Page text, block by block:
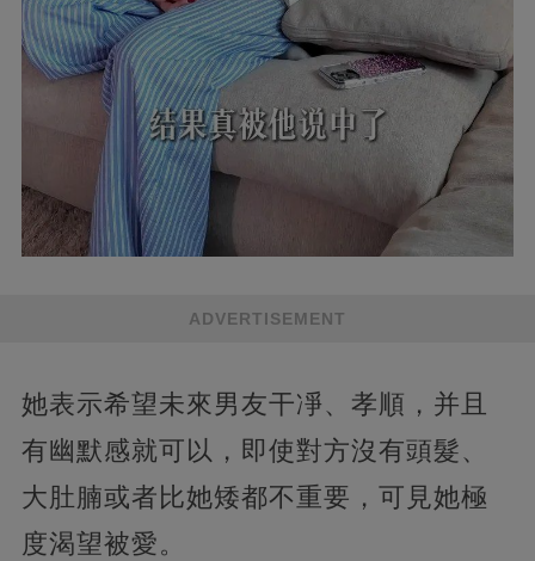
ADVERTISEMENT
她表示希望未來男友干凈、孝順，并且
有幽默感就可以，即使對方沒有頭髮、
大肚腩或者比她矮都不重要，可見她極
度渴望被愛。